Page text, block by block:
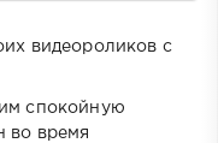
видеороликов с
спокойную
во время